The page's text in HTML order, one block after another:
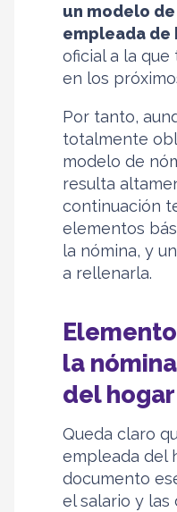
un modelo
empleada de
oficial a la
en los
Por tanto,
totalmente
modelo de
resulta
continuación
elementos
la nómina, y
a rellenarla.
la
del hogar
Queda claro
empleada del
documento
el salario y las